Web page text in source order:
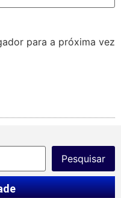
para a próxima vez
Pesquisar